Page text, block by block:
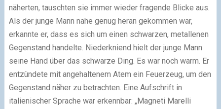
näherten, tauschten sie immer wieder fragende Blicke aus.
Als der junge Mann nahe genug heran gekommen war,
erkannte er, dass es sich um einen schwarzen, metallenen
Gegenstand handelte. Niederkniend hielt der junge Mann
seine Hand über das schwarze Ding. Es war noch warm. Er
entzündete mit angehaltenem Atem ein Feuerzeug, um den
Gegenstand näher zu betrachten. Eine Aufschrift in
italienischer Sprache war erkennbar: „Magneti Marelli